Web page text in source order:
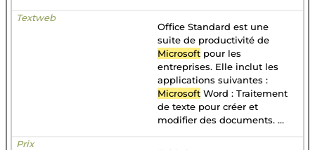
Office Standard est une
suite de productivité de
Microsoft pour les
entreprises. Elle inclut les
applications suivantes :
Microsoft Word : Traitement
de texte pour créer et
modifier des documents. ...